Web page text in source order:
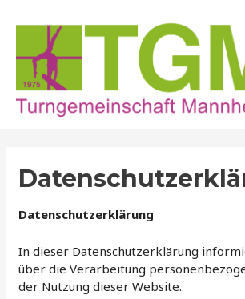
Inhalt
Datenschutzerklärung
In dieser Datenschutzerklärung
über die Verarbeitung
der Nutzung dieser Website.